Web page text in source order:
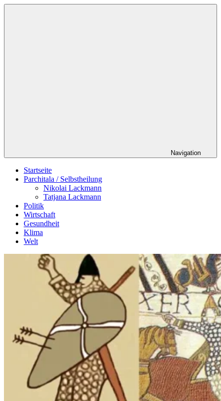
Zum
Navigation
Startseite
Parchitala / Selbstheilung
Nikolai Lackmann
Tatjana Lackmann
Politik
Wirtschaft
Gesundheit
Klima
Welt